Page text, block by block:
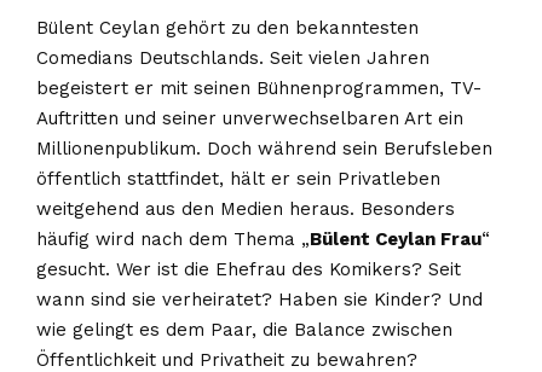
Bülent Ceylan gehört zu den bekanntesten
Comedians Deutschlands. Seit vielen Jahren
begeistert er mit seinen Bühnenprogrammen, TV-
Auftritten und seiner unverwechselbaren Art ein
Millionenpublikum. Doch während sein Berufsleben
öffentlich stattfindet, hält er sein Privatleben
weitgehend aus den Medien heraus. Besonders
häufig wird nach dem Thema „Bülent Ceylan Frau“
gesucht. Wer ist die Ehefrau des Komikers? Seit
wann sind sie verheiratet? Haben sie Kinder? Und
wie gelingt es dem Paar, die Balance zwischen
Öffentlichkeit und Privatheit zu bewahren?